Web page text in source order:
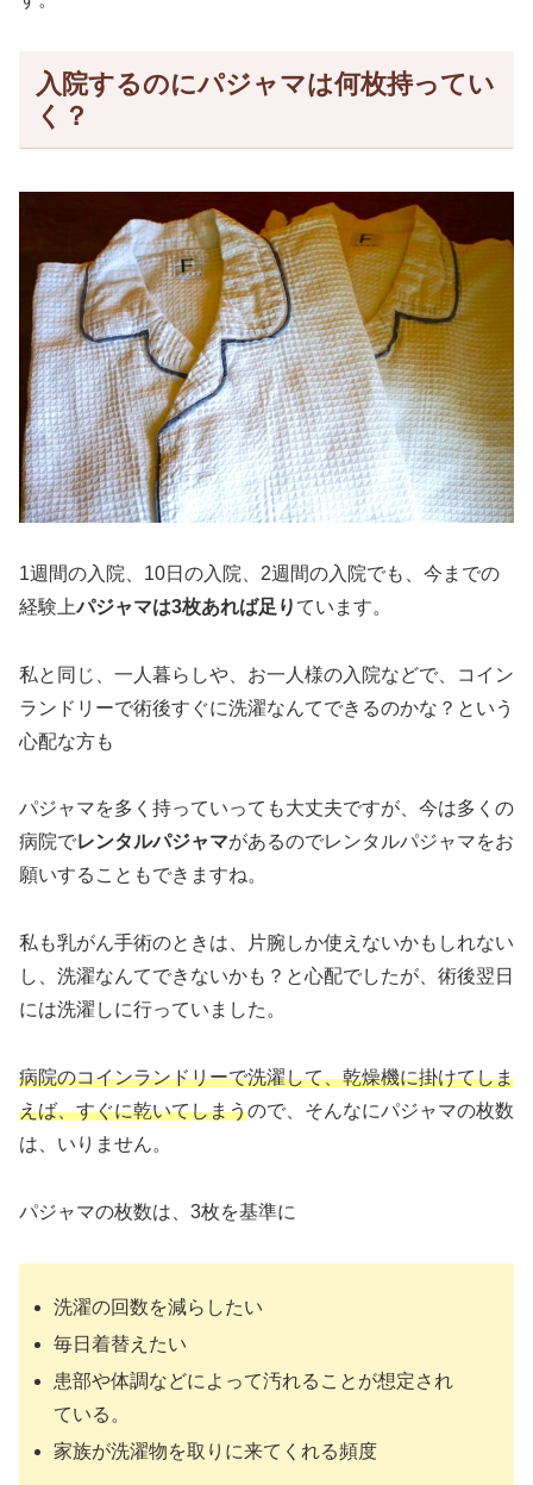
入院するのにパジャマは何枚持ってい
く？
1週間の入院、10日の入院、2週間の入院でも、今までの
経験上パジャマは3枚あれば足り ています。
私と同じ、一人暮らしや、お一人様の入院などで、コイン
ランドリーで術後すぐに洗濯なんてできるのかな？という
心配な方も
パジャマを多く持っていっても大丈夫ですが、今は多くの
病院でレンタルパジャマがあるのでレンタルパジャマをお
願いすることもできますね。
私も乳がん手術のときは、片腕しか使えないかもしれない
し、洗濯なんてできないかも？と心配でしたが、術後翌日
には洗濯しに行っていました。
病院のコインランドリーで洗濯して、乾燥機に掛けてしま
えば、すぐに乾いてしまうので、そんなにパジャマの枚数
は、いりません。
パジャマの枚数は、3枚を基準に
洗濯の回数を減らしたい
毎日着替えたい
患部や体調などによって汚れることが想定され
ている。
家族が洗濯物を取りに来てくれる頻度